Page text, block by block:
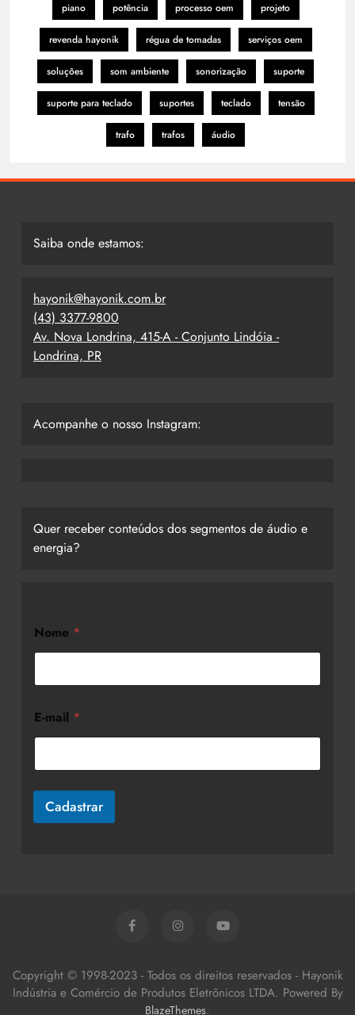
piano potência processo oem projeto
revenda hayonik régua de tomadas serviços oem
soluções som ambiente sonorização suporte
suporte para teclado suportes teclado tensão
trafo trafos áudio
Saiba onde estamos:
hayonik@hayonik.com.br
(43) 3377-9800
Av. Nova Londrina, 415-A - Conjunto Lindóia -
Londrina, PR
Acompanhe o nosso Instagram:
Quer receber conteúdos dos segmentos de áudio e
energia?
Nome *
E-mail *
Cadastrar
Copyright © 1998-2023 - Todos os direitos reservados - Hayonik
Indústria e Comércio de Produtos Eletrônicos LTDA. Powered By
BlazeThemes.